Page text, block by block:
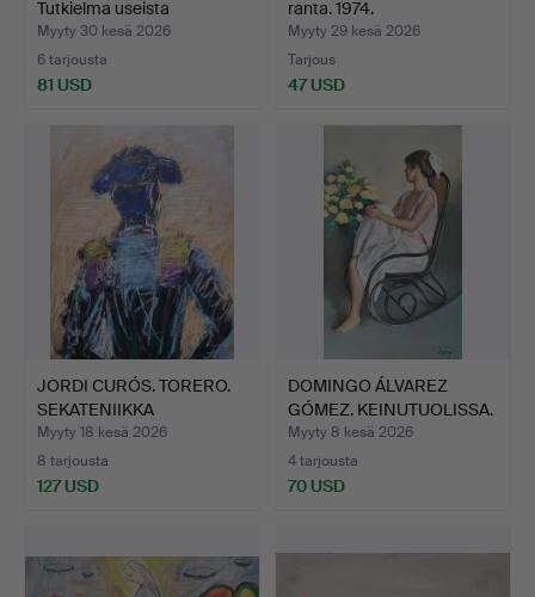
Tutkielma useista
paimenh…
Myyty 30 kesä 2026
6 tarjousta
81 USD
ranta. 1974.
Myyty 29 kesä 2026
Tarjous
47 USD
JORDI CURÓS. TORERO.
SEKATENIIKKA
PAPERILL…
Myyty 18 kesä 2026
8 tarjousta
127 USD
DOMINGO ÁLVAREZ
GÓMEZ. KEINUTUOLISSA.
PAST…
Myyty 8 kesä 2026
4 tarjousta
70 USD